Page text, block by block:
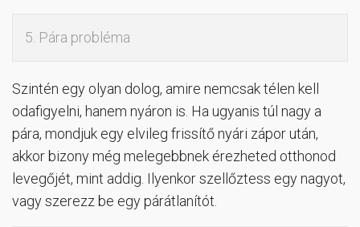
5. Pára probléma
Szintén egy olyan dolog, amire nemcsak télen kell
odafigyelni, hanem nyáron is. Ha ugyanis túl nagy a
pára, mondjuk egy elvileg frissítő nyári zápor után,
akkor bizony még melegebbnek érezheted otthonod
levegőjét, mint addig. Ilyenkor szellőztess egy nagyot,
vagy szerezz be egy párátlanítót.